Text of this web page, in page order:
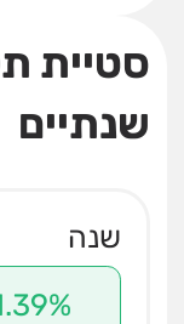
סטיית
שנתיים
שנה